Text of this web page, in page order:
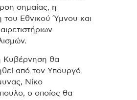
σημαίας, η
του Εθνικού Ύμνου και
Κυβέρνηση θα
από τον Υπουργό
Νίκο
ο οποίος θα